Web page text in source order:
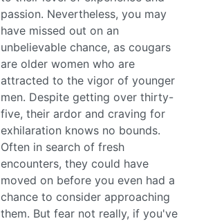
passion. Nevertheless, you may
have missed out on an
unbelievable chance, as cougars
are older women who are
attracted to the vigor of younger
men. Despite getting over thirty-
five, their ardor and craving for
exhilaration knows no bounds.
Often in search of fresh
encounters, they could have
moved on before you even had a
chance to consider approaching
them. But fear not really, if you've